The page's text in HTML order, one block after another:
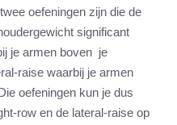
oefeningen zijn die de
significant
je armen boven je
raise waarbij je armen
oefeningen kun je dus
row en de lateral-raise op